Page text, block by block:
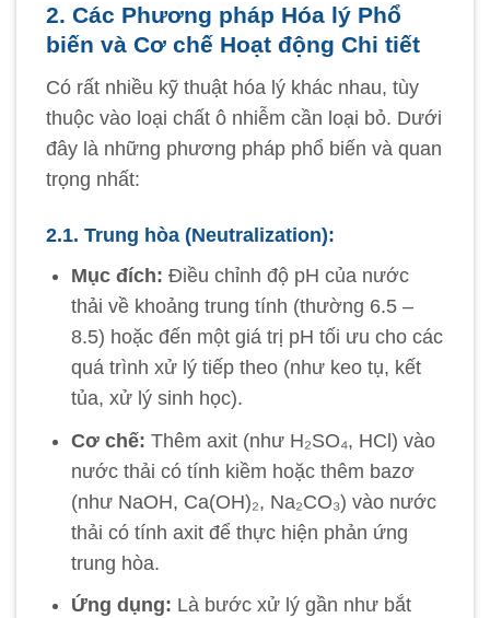
2. Các Phương pháp Hóa lý Phổ
biến và Cơ chế Hoạt động Chi tiết
Có rất nhiều kỹ thuật hóa lý khác nhau, tùy
thuộc vào loại chất ô nhiễm cần loại bỏ. Dưới
đây là những phương pháp phổ biến và quan
trọng nhất:
2.1. Trung hòa (Neutralization):
Mục đích: Điều chỉnh độ pH của nước
thải về khoảng trung tính (thường 6.5 –
8.5) hoặc đến một giá trị pH tối ưu cho các
quá trình xử lý tiếp theo (như keo tụ, kết
tủa, xử lý sinh học).
Cơ chế: Thêm axit (như H₂SO₄, HCl) vào
nước thải có tính kiềm hoặc thêm bazơ
(như NaOH, Ca(OH)₂, Na₂CO₃) vào nước
thải có tính axit để thực hiện phản ứng
trung hòa.
Ứng dụng: Là bước xử lý gần như bắt